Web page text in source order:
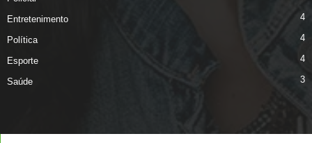
Entretenimento 4
Política 4
Esporte 4
Saúde 3